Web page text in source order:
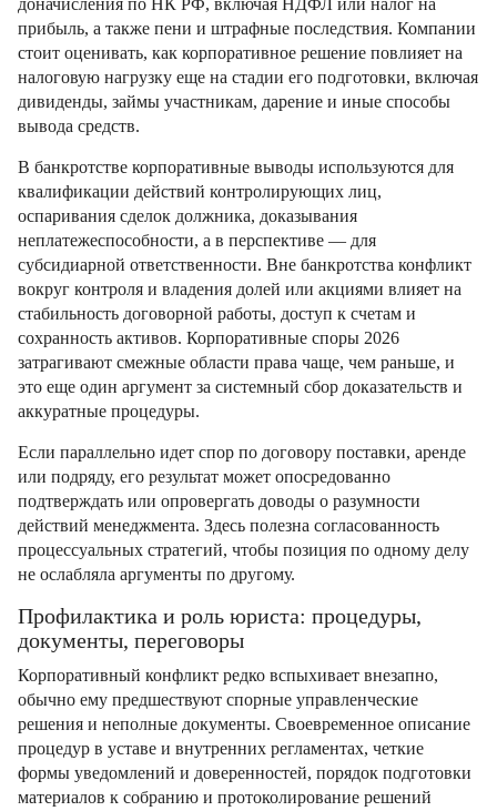
доначисления по НК РФ, включая НДФЛ или налог на
прибыль, а также пени и штрафные последствия. Компании
стоит оценивать, как корпоративное решение повлияет на
налоговую нагрузку еще на стадии его подготовки, включая
дивиденды, займы участникам, дарение и иные способы
вывода средств.
В банкротстве корпоративные выводы используются для
квалификации действий контролирующих лиц,
оспаривания сделок должника, доказывания
неплатежеспособности, а в перспективе — для
субсидиарной ответственности. Вне банкротства конфликт
вокруг контроля и владения долей или акциями влияет на
стабильность договорной работы, доступ к счетам и
сохранность активов. Корпоративные споры 2026
затрагивают смежные области права чаще, чем раньше, и
это еще один аргумент за системный сбор доказательств и
аккуратные процедуры.
Если параллельно идет спор по договору поставки, аренде
или подряду, его результат может опосредованно
подтверждать или опровергать доводы о разумности
действий менеджмента. Здесь полезна согласованность
процессуальных стратегий, чтобы позиция по одному делу
не ослабляла аргументы по другому.
Профилактика и роль юриста: процедуры,
документы, переговоры
Корпоративный конфликт редко вспыхивает внезапно,
обычно ему предшествуют спорные управленческие
решения и неполные документы. Своевременное описание
процедур в уставе и внутренних регламентах, четкие
формы уведомлений и доверенностей, порядок подготовки
материалов к собранию и протоколирование решений